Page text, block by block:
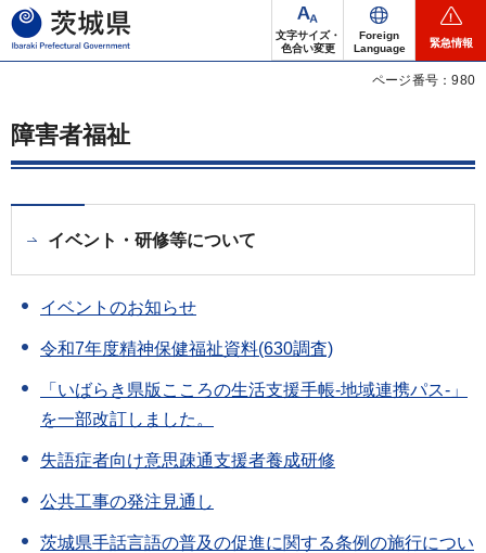
茨城県
文字サイズ・
色合い変更
Foreign
Language
緊急情報
ページ番号：980
障害者福祉
イベント・研修等について
イベントのお知らせ
令和7年度精神保健福祉資料(630調査)
「いばらき県版こころの生活支援手帳-地域連携パス-」
を一部改訂しました。
失語症者向け意思疎通支援者養成研修
公共工事の発注見通し
茨城県手話言語の普及の促進に関する条例の施行につい